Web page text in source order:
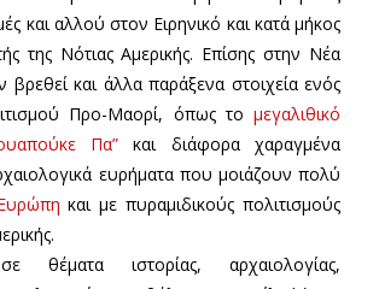
και αλλού στον Ειρηνικό και κατά μήκος
της Νότιας Αμερικής. Επίσης στην Νέα
βρεθεί και άλλα παράξενα στοιχεία ενός
Προ-Μαορί, όπως το μεγαλιθικό
Πα” και διάφορα χαραγμένα
ευρήματα που μοιάζουν πολύ
και με πυραμιδικούς πολιτισμούς
ιστορίας, αρχαιολογίας,